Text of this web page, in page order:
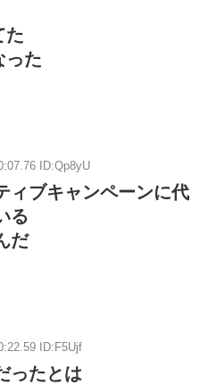
た
った
ID:Qp8yU
ィブキャンペーンに代
る
だ
ID:F5Ujf
ったとは